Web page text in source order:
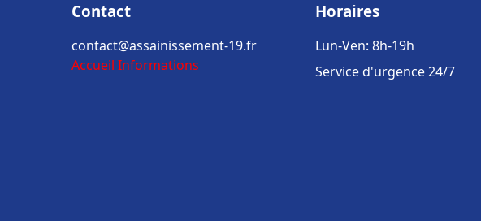
Contact
contact@assainissement-19.fr
Accueil Informations
Horaires
Lun-Ven: 8h-19h
Service d'urgence 24/7